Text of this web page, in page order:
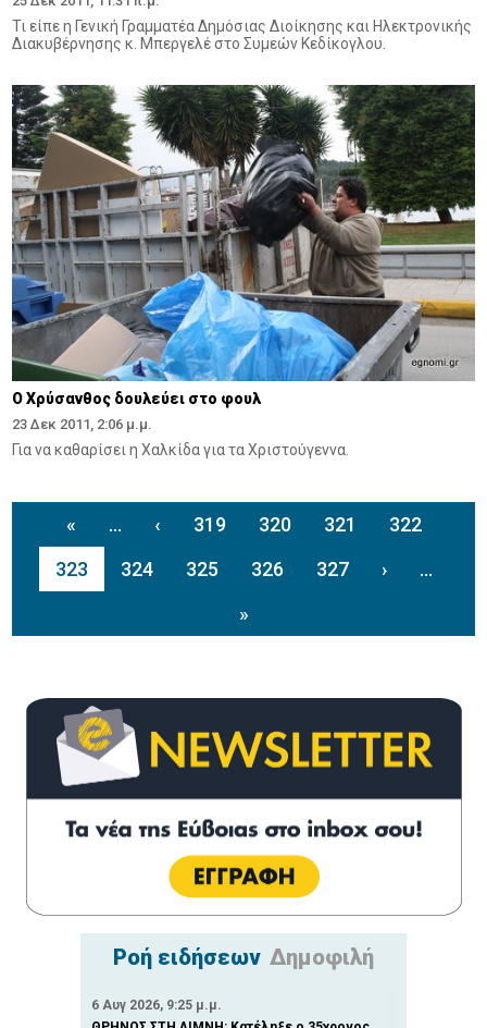
Τι είπε η Γενική Γραμματέα Δημόσιας Διοίκησης και Ηλεκτρονικής
Διακυβέρνησης κ. Μπεργελέ στο Συμεών Κεδίκογλου.
Ο Χρύσανθος δουλεύει στο φουλ
23 Δεκ 2011, 2:06 μ.μ.
Για να καθαρίσει η Χαλκίδα για τα Χριστούγεννα.
« ... ‹ 319 320 321
322
323
324 325 326 327 ›
...
»
Ροή ειδήσεων Δημοφιλή
6 Αυγ 2026, 9:25 μ.μ.